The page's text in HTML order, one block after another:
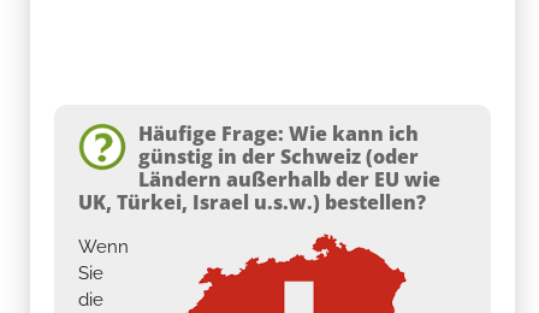
Häufige Frage: Wie kann ich
günstig in der Schweiz (oder
Ländern außerhalb der EU wie
UK, Türkei, Israel u.s.w.) bestellen?
Wenn
Sie
die